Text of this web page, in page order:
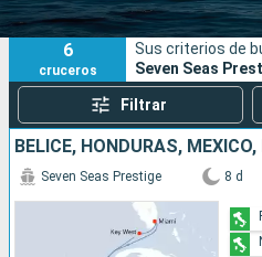
Puertos
6
cruceros
Sus criterios de
Seven Seas
Filtrar
Seven Seas Prestige 8 d